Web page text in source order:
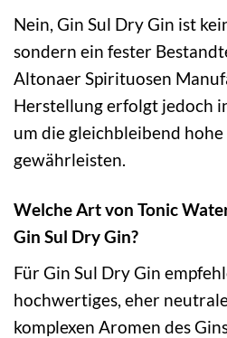
Nein, Gin Sul Dry Gin ist
sondern ein fester
Altonaer Spirituosen
Herstellung erfolgt jedoch
um die gleichbleibend
gewährleisten.
Welche Art von Tonic
Gin Sul Dry Gin?
Für Gin Sul Dry Gin
hochwertiges, eher
komplexen Aromen des